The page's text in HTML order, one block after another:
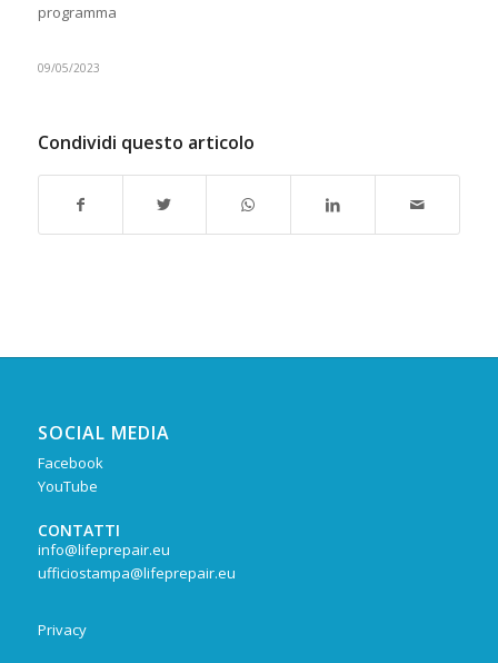
programma
09/05/2023
Condividi questo articolo
SOCIAL MEDIA
Facebook
YouTube
CONTATTI
info@lifeprepair.eu
ufficiostampa@lifeprepair.eu
Privacy